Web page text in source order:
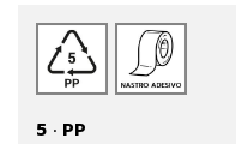
5 · PP